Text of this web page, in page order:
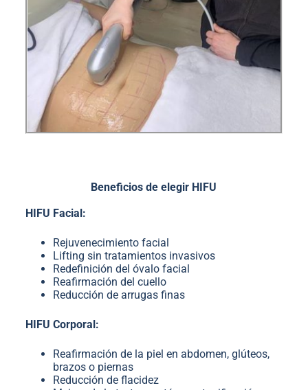
Beneficios de elegir HIFU
HIFU Facial:
Rejuvenecimiento facial
Lifting sin tratamientos invasivos
Redefinición del óvalo facial
Reafirmación del cuello
Reducción de arrugas finas
HIFU Corporal:
Reafirmación de la piel en abdomen, glúteos,
brazos o piernas
Reducción de flacidez